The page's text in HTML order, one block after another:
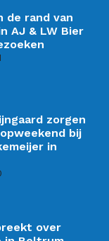
de rand van
AJ & LW Bier
zorgen
bij
in
over